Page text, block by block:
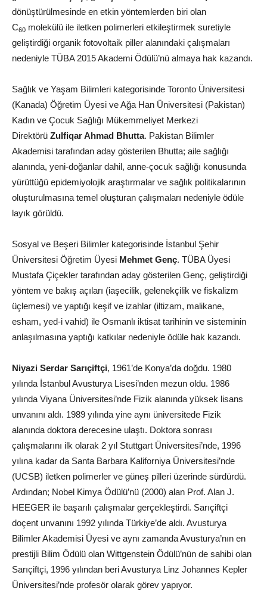
dönüştürülmesinde en etkin yöntemlerden biri olan
C60 molekülü ile iletken polimerleri etkileştirmek suretiyle
geliştirdiği organik fotovoltaik piller alanındaki çalışmaları
nedeniyle TÜBA 2015 Akademi Ödülü’nü almaya hak kazandı.
Sağlık ve Yaşam Bilimleri kategorisinde Toronto Üniversitesi
(Kanada) Öğretim Üyesi ve Ağa Han Üniversitesi (Pakistan)
Kadın ve Çocuk Sağlığı Mükemmeliyet Merkezi
Direktörü Zulfiqar Ahmad Bhutta. Pakistan Bilimler
Akademisi tarafından aday gösterilen Bhutta; aile sağlığı
alanında, yeni-doğanlar dahil, anne-çocuk sağlığı konusunda
yürüttüğü epidemiyolojik araştırmalar ve sağlık politikalarının
oluşturulmasına temel oluşturan çalışmaları nedeniyle ödüle
layık görüldü.
Sosyal ve Beşeri Bilimler kategorisinde İstanbul Şehir
Üniversitesi Öğretim Üyesi Mehmet Genç. TÜBA Üyesi
Mustafa Çiçekler tarafından aday gösterilen Genç, geliştirdiği
yöntem ve bakış açıları (iaşecilik, gelenekçilik ve fiskalizm
üçlemesi) ve yaptığı keşif ve izahlar (iltizam, malikane,
esham, yed-i vahid) ile Osmanlı iktisat tarihinin ve sisteminin
anlaşılmasına yaptığı katkılar nedeniyle ödüle hak kazandı.
Niyazi Serdar Sarıçiftçi, 1961’de Konya’da doğdu. 1980
yılında İstanbul Avusturya Lisesi’nden mezun oldu. 1986
yılında Viyana Üniversitesi’nde Fizik alanında yüksek lisans
unvanını aldı. 1989 yılında yine aynı üniversitede Fizik
alanında doktora derecesine ulaştı. Doktora sonrası
çalışmalarını ilk olarak 2 yıl Stuttgart Üniversitesi’nde, 1996
yılına kadar da Santa Barbara Kaliforniya Üniversitesi’nde
(UCSB) iletken polimerler ve güneş pilleri üzerinde sürdürdü.
Ardından; Nobel Kimya Ödülü’nü (2000) alan Prof. Alan J.
HEEGER ile başarılı çalışmalar gerçekleştirdi. Sarıçiftçi
doçent unvanını 1992 yılında Türkiye’de aldı. Avusturya
Bilimler Akademisi Üyesi ve aynı zamanda Avusturya’nın en
prestijli Bilim Ödülü olan Wittgenstein Ödülü’nün de sahibi olan
Sarıçiftçi, 1996 yılından beri Avusturya Linz Johannes Kepler
Üniversitesi’nde profesör olarak görev yapıyor.